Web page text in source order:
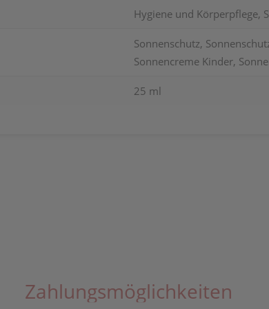
Hygiene und Körperpflege,
Sonnenschutz,
Sonnencreme Kinder,
25 ml
Zahlungsmöglichkeiten